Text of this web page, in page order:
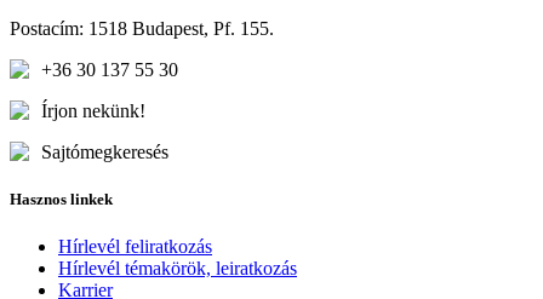
Postacím: 1518 Budapest, Pf. 155.
+36 30 137 55 30
Írjon nekünk!
Sajtómegkeresés
Hasznos linkek
Hírlevél feliratkozás
Hírlevél témakörök, leiratkozás
Karrier